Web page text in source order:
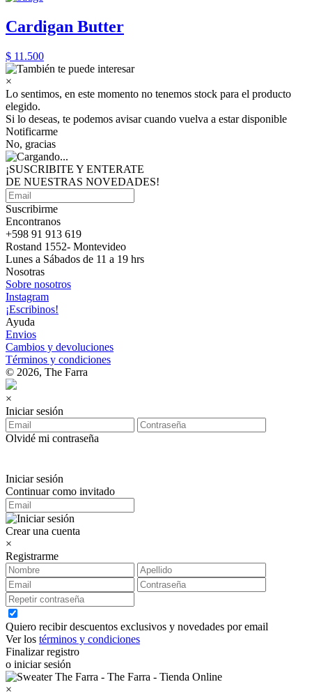
Cardigan Butter
$ 11.500
×
Lo sentimos, en este momento no tenemos stock para el producto
elegido.
Si lo deseas, te podemos avisar cuando vuelva a estar disponible
Notificarme
No, gracias
¡SUSCRIBITE Y ENTERATE
DE NUESTRAS NOVEDADES!
Suscribirme
Encontranos
+598 91 913 619
Rostand 1552- Montevideo
Lunes a Sábados de 11 a 19 hrs
Nosotras
Sobre nosotros
Instagram
¡Escribinos!
Ayuda
Envios
Cambios y devoluciones
Términos y condiciones
© 2026, The Farra
×
Iniciar sesión
Olvidé mi contraseña
Iniciar sesión
Continuar como invitado
Crear una cuenta
×
Registrarme
Quiero recibir descuentos exclusivos y novedades por email
Ver los términos y condiciones
Finalizar registro
o iniciar sesión
×